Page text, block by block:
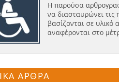
Η παρούσα
να διασταυρώνει τις
βασίζονται σε υλικό
αναφέρονται στο
ΑΡΘΡΑ